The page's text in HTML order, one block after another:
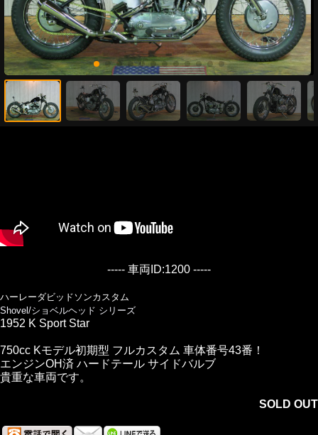
----- 車両ID:1200 -----
ハーレーダビッドソンカスタム
Shovel/ショベルヘッド シリーズ
1952 K Sport Star
750cc Kモデル初期型 フルカスタム 車体番号43番！
エンジンOH済 ハードテール サイドバルブ
貴重な車両です。
SOLD OUT